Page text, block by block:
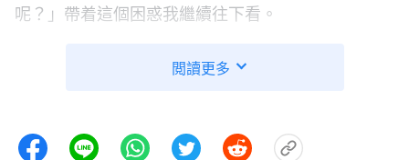
呢？」帶着這個困惑我繼續往下看。
閲讀更多